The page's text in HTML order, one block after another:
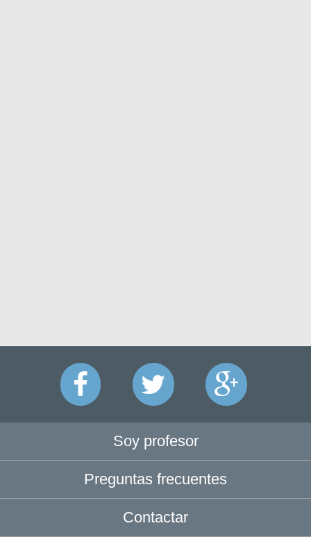
Soy profesor
Preguntas frecuentes
Contactar